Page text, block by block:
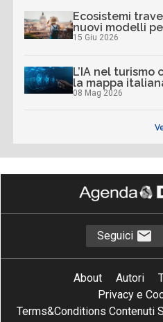
Ecosistemi
nuovi modelli
15 Giu 2026
L’IA nel
la mappa
08 Mag 2026
Seguici
About Autori
Privacy e
Terms&Conditions Contenuti